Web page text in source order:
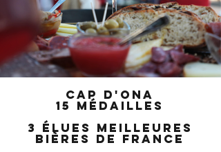
CAP D'ONA
15 médailles
3 élues meilleures
bières de france